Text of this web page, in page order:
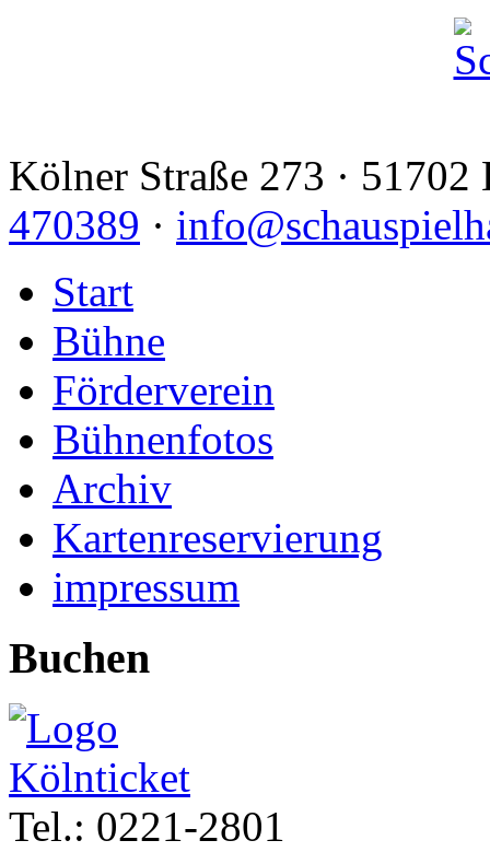
Kölner Straße 273 · 51702
470389 ·
Start
Bühne
Förderverein
Bühnenfotos
Archiv
Kartenreservierung
impressum
Buchen
Tel.: 0221-2801